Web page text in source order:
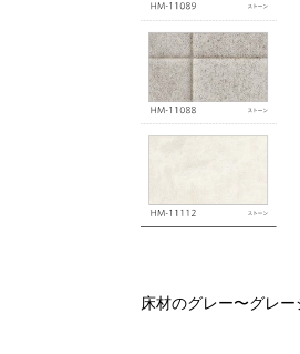
床材のグレー〜グレ